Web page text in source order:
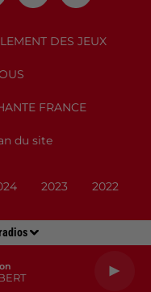
DES JEUX
FRANCE
du site
2023 2022